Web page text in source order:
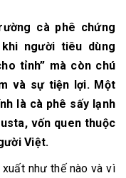
cà phê chứng
người tiêu dùng
tỉnh” mà còn chú
và sự tiện lợi. Một
là cà phê sấy lạnh
vốn quen thuộc
Việt.
như thế nào và vì